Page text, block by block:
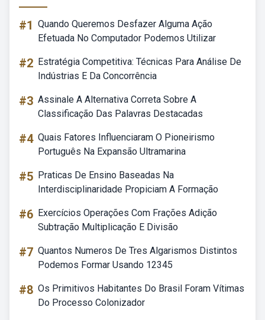
#1 Quando Queremos Desfazer Alguma Ação
Efetuada No Computador Podemos Utilizar
#2 Estratégia Competitiva: Técnicas Para Análise De
Indústrias E Da Concorrência
#3 Assinale A Alternativa Correta Sobre A
Classificação Das Palavras Destacadas
#4 Quais Fatores Influenciaram O Pioneirismo
Português Na Expansão Ultramarina
#5 Praticas De Ensino Baseadas Na
Interdisciplinaridade Propiciam A Formação
#6 Exercícios Operações Com Frações Adição
Subtração Multiplicação E Divisão
#7 Quantos Numeros De Tres Algarismos Distintos
Podemos Formar Usando 12345
#8 Os Primitivos Habitantes Do Brasil Foram Vítimas
Do Processo Colonizador